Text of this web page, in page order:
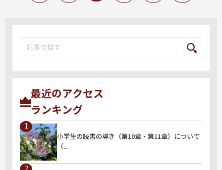
最近のアクセス
ランキング
" alt="小学生の読書の導き（第10章・第11章）について（...">
小学生の読書の導き（第10章・第11章）について
（...